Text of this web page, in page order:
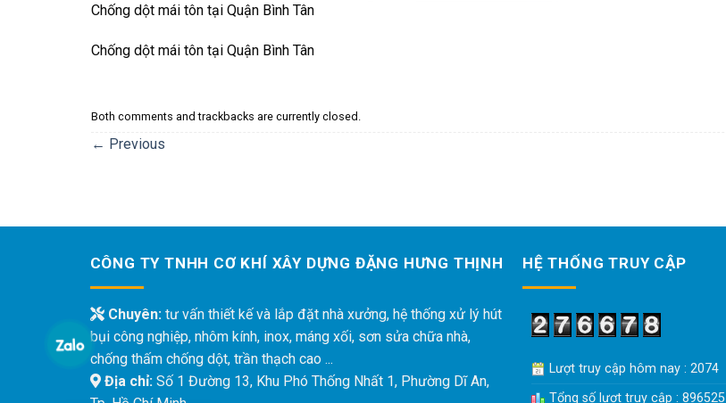
Chống dột mái tôn tại Quận Bình Tân
Chống dột mái tôn tại Quận Bình Tân
Both comments and trackbacks are currently closed.
← Previous
CÔNG TY TNHH CƠ KHÍ XÂY DỰNG ĐẶNG HƯNG THỊNH
Chuyên:tư vấn thiết kế và lắp đặt nhà xưởng, hệ thống xử lý hút
bụi công nghiệp, nhôm kính, inox, máng xối, sơn sửa chữa nhà,
chống thấm chống dột, trần thạch cao ...
Địa chỉ:Số 1 Đường 13, Khu Phó Thống Nhất 1, Phường Dĩ An,
HỆ THỐNG TRUY CẬP
Lượt truy cập hôm nay : 2074
Tổng số lượt truy cập : 896525